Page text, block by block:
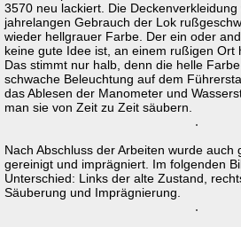
3570 neu lackiert. Die
jahrelangen Gebrauch der Lok
wieder hellgrauer Farbe. Der ein oder
keine gute Idee ist, an einem rußigen Ort
Das stimmt nur halb, denn die helle
schwache Beleuchtung auf dem
das Ablesen der Manometer und
man sie von Zeit zu Zeit säubern.
Nach Abschluss der Arbeiten wurde auch
gereinigt und imprägniert. Im folgenden
Unterschied: Links der alte Zustand,
Säuberung und Imprägnierung.